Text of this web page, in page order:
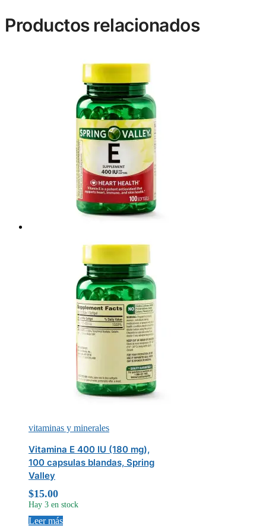
Productos relacionados
vitaminas y minerales
Vitamina E 400 IU (180 mg),
100 capsulas blandas, Spring
Valley
$15.00
Hay 3 en stock
Leer más